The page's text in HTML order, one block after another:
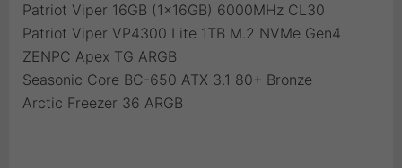
Patriot Viper 16GB (1x16GB) 6000MHz CL30
Patriot Viper VP4300 Lite 1TB M.2 NVMe Gen4
ZENPC Apex TG ARGB
Seasonic Core BC-650 ATX 3.1 80+ Bronze
Arctic Freezer 36 ARGB